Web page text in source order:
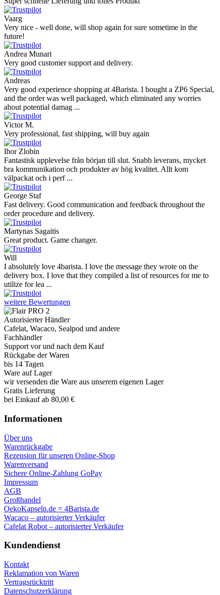
Vaarg
Very nice - well done, will shop again for sure sometime in the
future!
Andrea Munari
Very good customer support and delivery.
Andreas
Very good experience shopping at 4Barista. I bought a ZP6 Special,
and the order was well packaged, which eliminated any worries
about potential damag ...
Victor M.
Very professional, fast shipping, will buy again
Ihor Zlobin
Fantastisk upplevelse från början till slut. Snabb leverans, mycket
bra kommunikation och produkter av hög kvalitet. Allt kom
välpackat och i perf ...
George Staf
Fast delivery. Good communication and feedback throughout the
order procedure and delivery.
Martynas Sagaitis
Great product. Game changer.
Will
I absolutely love 4barista. I love the message they wrote on the
delivery box. I love that they compiled a list of resources for me to
utilize for lea ...
weitere Bewertungen
Autorisierter Händler
Cafelat, Wacaco, Sealpod und andere
Fachhändler
Support vor und nach dem Kauf
Rückgabe der Waren
bis 14 Tagen
Ware auf Lager
wir versenden die Ware aus unserem eigenen Lager
Gratis Lieferung
bei Einkauf ab 80,00 €
Informationen
Über uns
Warenrückgabe
Rezension für unseren Online-Shop
Warenversand
Sichere Online-Zahlung GoPay
Impressum
AGB
Großhandel
OekoKapseln.de = 4Barista.de
Wacaco – autorisierter Verkäufer
Cafelat Robot – autorisierter Verkäufer
Kundendienst
Kontakt
Reklamation von Waren
Vertragsrücktritt
Datenschutzerklärung